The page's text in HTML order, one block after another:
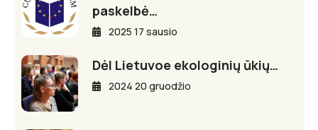
paskelbė…
2025 17 sausio
Dėl Lietuvoe ekologinių ūkių…
2024 20 gruodžio